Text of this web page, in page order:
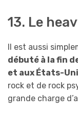
13. Le
Il est aussi
débuté à la fin
et aux États-
rock et de rock
grande charge